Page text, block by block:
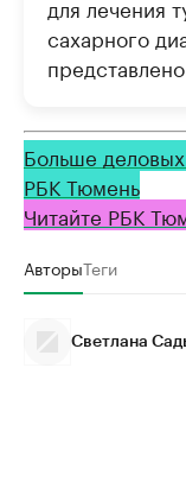
для лечения
сахарного
Больше
РБК Тюмень
Читайте РБК
АвторыТеги
Светлана